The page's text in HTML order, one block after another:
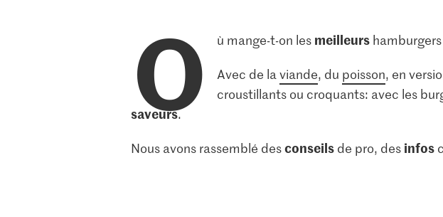
O ù mange-t-on les meilleurshamburgers
Avec de laviande, du poisson, en
croustillants ou croquants: avec les
saveurs.
Nous avons rassemblé desconseilsde pro, des infos